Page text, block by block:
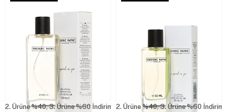
2. Ürüne %40, 3. Ürüne %60 İndirim 2. Ürüne %40, 3. Ürüne %60 İndirim